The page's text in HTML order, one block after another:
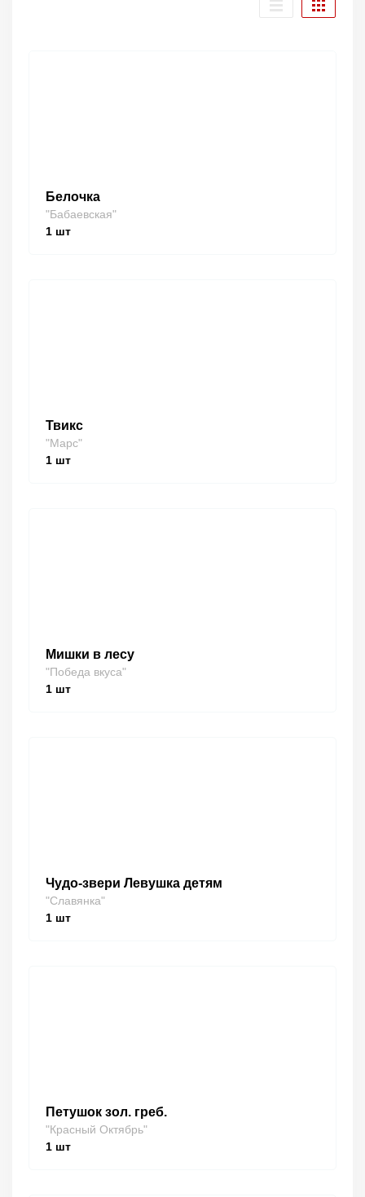
Белочка
"Бабаевская"
1 шт
Твикс
"Марс"
1 шт
Мишки в лесу
"Победа вкуса"
1 шт
Чудо-звери Левушка детям
"Славянка"
1 шт
Петушок зол. греб.
"Красный Октябрь"
1 шт